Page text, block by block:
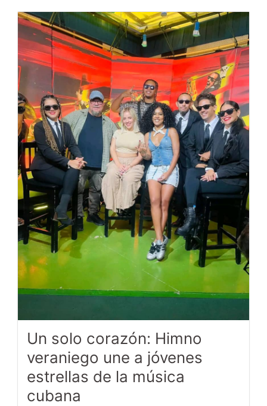
Un solo corazón: Himno
veraniego une a jóvenes
estrellas de la música
cubana